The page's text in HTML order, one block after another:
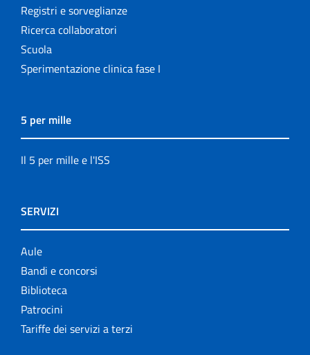
Registri e sorveglianze
Ricerca collaboratori
Scuola
Sperimentazione clinica fase I
5 per mille
Il 5 per mille e l'ISS
SERVIZI
Aule
Bandi e concorsi
Biblioteca
Patrocini
Tariffe dei servizi a terzi